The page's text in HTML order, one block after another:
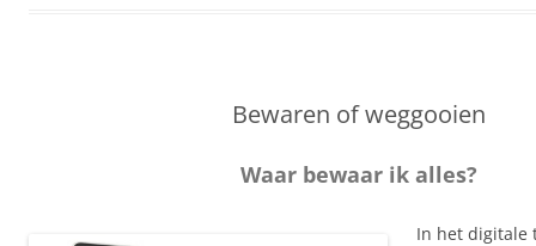
Bewaren of weggooien
Waar bewaar ik alles?
In het digitale